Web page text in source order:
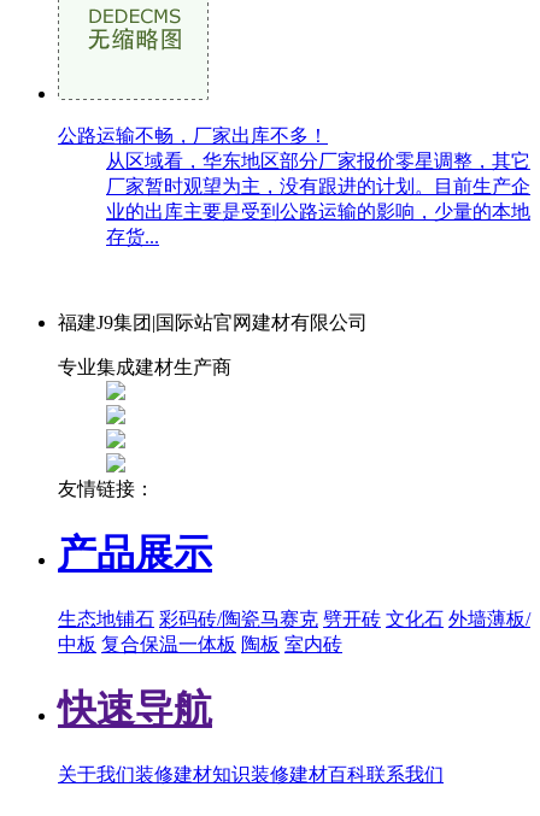
公路运输不畅，厂家出库不多！
从区域看，华东地区部分厂家报价零星调整，其它
厂家暂时观望为主，没有跟进的计划。目前生产企
业的出库主要是受到公路运输的影响，少量的本地
存货...
福建J9集团|国际站官网建材有限公司
专业集成建材生产商
友情链接：
产品展示
生态地铺石 彩码砖/陶瓷马赛克 劈开砖 文化石 外墙薄板/
中板 复合保温一体板 陶板 室内砖
快速导航
关于我们装修建材知识装修建材百科联系我们